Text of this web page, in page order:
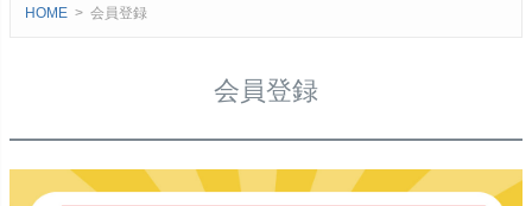
HOME 会員登録
会員登録